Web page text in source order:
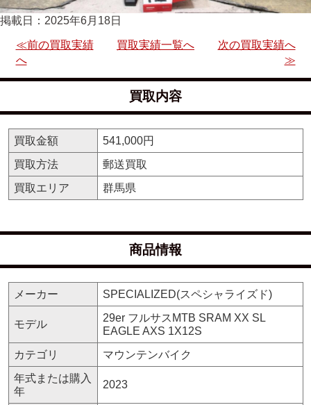
掲載日：2025年6月18日
≪前の買取実績
へ
買取実績一覧へ
次の買取実績へ
≫
買取内容
買取金額
541,000円
買取方法
郵送買取
買取エリア
群馬県
商品情報
メーカー SPECIALIZED(スペシャライズド)
モデル
29er フルサスMTB SRAM XX SL
EAGLE AXS 1X12S
カテゴリ
マウンテンバイク
年式または購入
年
2023